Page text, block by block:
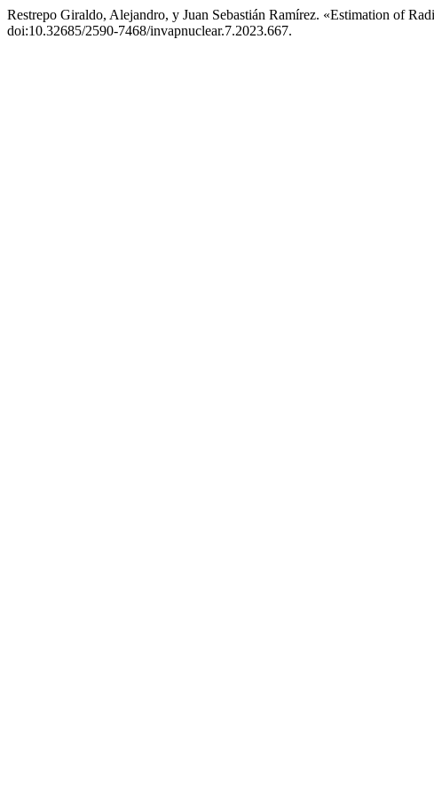
Restrepo Giraldo, Alejandro, y Juan Sebastián Ramírez. «Estimation of
doi:10.32685/2590-7468/invapnuclear.7.2023.667.